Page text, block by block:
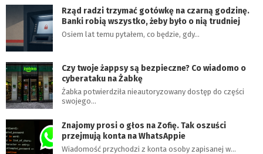
Rząd radzi trzymać gotówkę na czarną godzinę.
Banki robią wszystko, żeby było o nią trudniej
Osiem lat temu pytałem, co będzie, gdy…
Czy twoje żappsy są bezpieczne? Co wiadomo o
cyberataku na Żabkę
Żabka potwierdziła nieautoryzowany dostęp do części
swojego…
Znajomy prosi o głos na Zofię. Tak oszuści
przejmują konta na WhatsAppie
Wiadomość przychodzi z konta osoby zapisanej w…